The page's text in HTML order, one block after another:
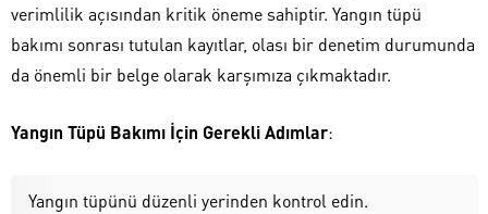
verimlilik açısından kritik öneme sahiptir. Yangın tüpü
bakımı sonrası tutulan kayıtlar, olası bir denetim durumunda
da önemli bir belge olarak karşımıza çıkmaktadır.
Yangın Tüpü Bakımı İçin Gerekli Adımlar:
Yangın tüpünü düzenli yerinden kontrol edin.